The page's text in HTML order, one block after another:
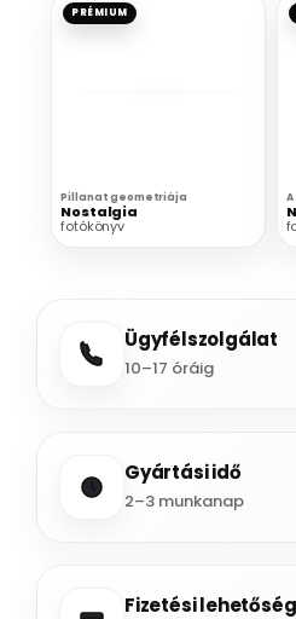
PRÉMIUM
Pillanat geometriája
Nostalgia
fotókönyv
Ügyfélszolgálat
10–17 óráig
Gyártási idő
2–3 munkanap
Fizetési